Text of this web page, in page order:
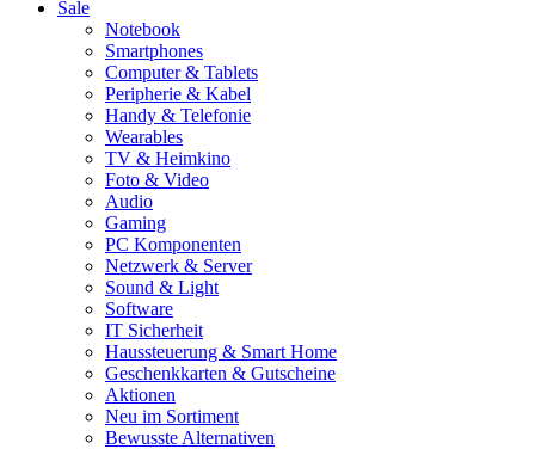
Sale
Notebook
Smartphones
Computer & Tablets
Peripherie & Kabel
Handy & Telefonie
Wearables
TV & Heimkino
Foto & Video
Audio
Gaming
PC Komponenten
Netzwerk & Server
Sound & Light
Software
IT Sicherheit
Haussteuerung & Smart Home
Geschenkkarten & Gutscheine
Aktionen
Neu im Sortiment
Bewusste Alternativen